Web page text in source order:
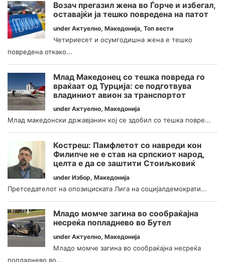
Возач прегазил жена во Ѓорче и избегал,
оставајќи ја тешко повредена на патот
under Актуелно, Македонија, Топ вести
Четириесет и осумгодишна жена е тешко
повредена откако...
Млад Македонец со тешка повреда го
враќаат од Турција: се подготвува
владиниот авион за транспортот
under Актуелно, Македонија
Млад македонски државјанин кој се здобил со тешка повре...
Костреш: Памфлетот со навреди кон
Филипче не е став на српскиот народ,
целта е да се заштити Стоиљковиќ
under Избор, Македонија
Претседателот на опозициската Лига на социјалдемократи...
Младо момче загина во сообраќајна
несреќа попладнево во Бутел
under Актуелно, Македонија
Младо момче загина во сообраќајна несреќа
попладнево во...